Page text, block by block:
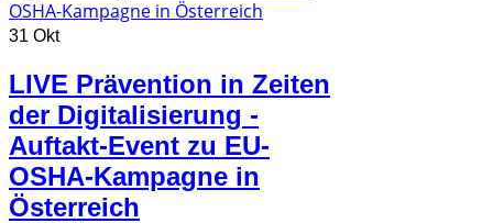
31 Okt
LIVE Prävention in Zeiten
der Digitalisierung -
Auftakt-Event zu EU-
OSHA-Kampagne in
Österreich